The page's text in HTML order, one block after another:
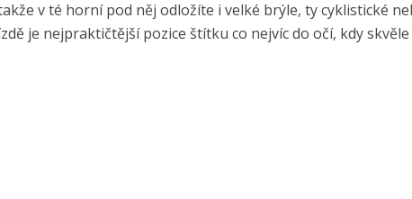
v té horní pod něj odložíte i velké brýle, ty cyklistické
je nejpraktičtější pozice štítku co nejvíc do očí, kdy